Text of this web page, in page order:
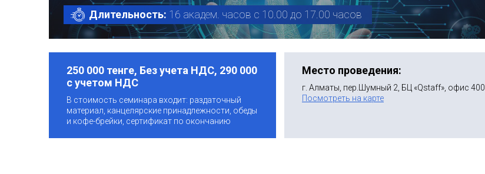
Длительность: 16 академ. часов с 10.00 до 17.00 часов
250 000 тенге, Без учета НДС, 290 000
с учетом НДС
В стоимость семинара входит: раздаточный
материал, канцелярские принадлежности, обеды
и кофе-брейки, сертификат по окончанию
Место проведения:
г. Алматы, пер.Шумный 2, БЦ «Qstaff», офис 400
Посмотреть на карте